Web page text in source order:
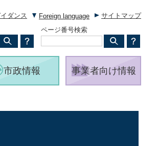
ダンス Foreign language
サイトマップ
ページ番号検索
市政情報 事業者向け情報